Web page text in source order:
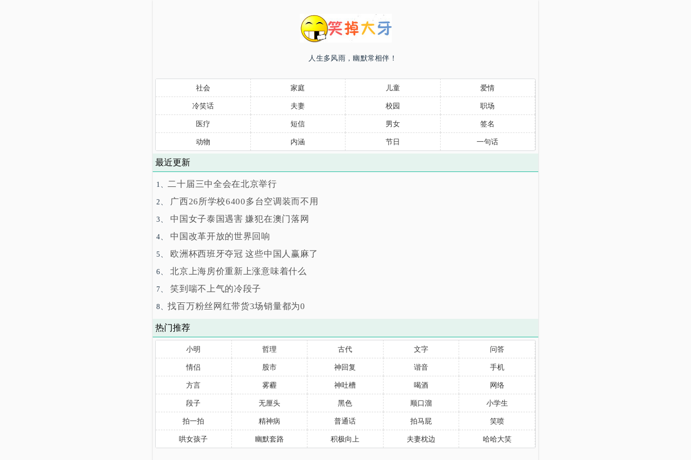
人生多风雨，幽默常相伴！
社会 家庭 儿童 爱情
冷笑话 夫妻 校园 职场
医疗 短信 男女 签名
动物 内涵 节日 一句话
最近更新
1、二十届三中全会在北京举行
2、 广西26所学校6400多台空调装而不用
3、 中国女子泰国遇害 嫌犯在澳门落网
4、 中国改革开放的世界回响
5、 欧洲杯西班牙夺冠 这些中国人赢麻了
6、北京上海房价重新上涨意味着什么
7、笑到喘不上气的冷段子
8、找百万粉丝网红带货3场销量都为0
热门推荐
小明 哲理 古代 文字 问答
情侣 股市 神回复 谐音 手机
方言 雾霾 神吐槽 喝酒 网络
段子 无厘头 黑色 顺口溜 小学生
拍一拍 精神病 普通话 拍马屁 笑喷
哄女孩子 幽默套路 积极向上 夫妻枕边 哈哈大笑